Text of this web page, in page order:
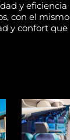
y eficiencia
con el mismo
y confort que